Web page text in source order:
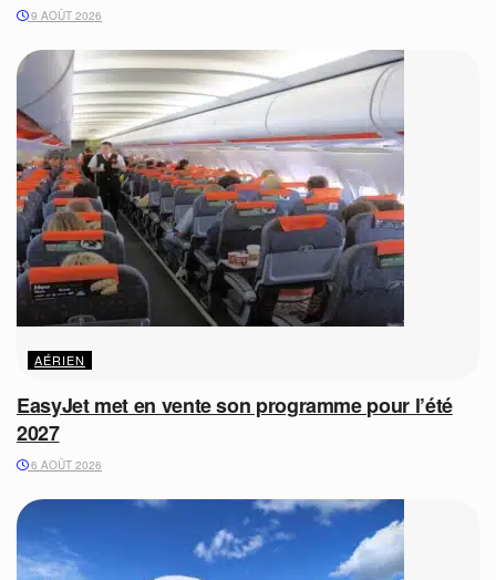
9 AOÛT 2026
AÉRIEN
EasyJet met en vente son programme pour l’été
2027
6 AOÛT 2026